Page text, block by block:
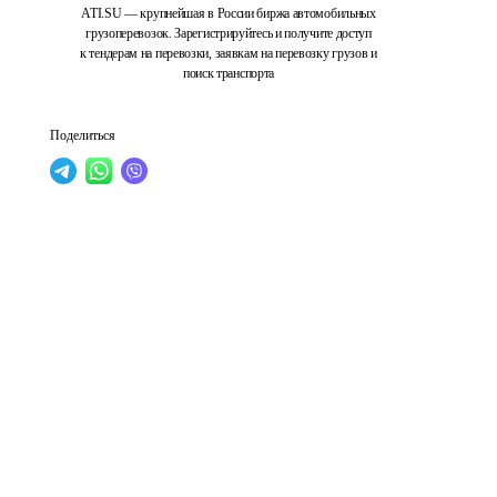
ATI.SU — крупнейшая в России биржа автомобильных
грузоперевозок. Зарегистрируйтесь и получите доступ
к тендерам на перевозки, заявкам на перевозку грузов и
поиск транспорта
Поделиться